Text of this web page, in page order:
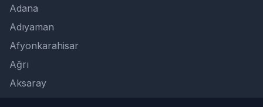
Adana
Adıyaman
Afyonkarahisar
Ağrı
Aksaray